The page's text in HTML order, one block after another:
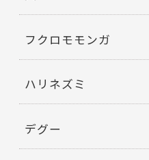
フクロモモンガ
ハリネズミ
デグー